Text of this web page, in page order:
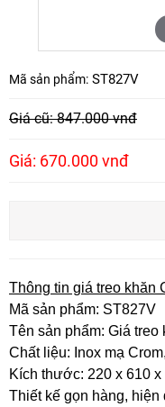
Mã sản phẩm: ST827V
Giá cũ: 847.000 vnđ
Giá: 670.000 vnđ
Thông tin giá treo khăn
Mã sản phẩm: ST827V
Tên sản phẩm: Giá treo
Chất liệu: Inox mạ
Kích thước: 220 x 610 x
Thiết kế gọn hàng, hiện